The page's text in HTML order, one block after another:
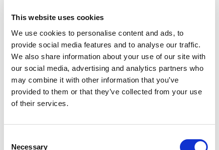
This website uses cookies
We use cookies to personalise content and ads, to
provide social media features and to analyse our traffic.
We also share information about your use of our site with
our social media, advertising and analytics partners who
may combine it with other information that you’ve
provided to them or that they’ve collected from your use
of their services.
Necessary